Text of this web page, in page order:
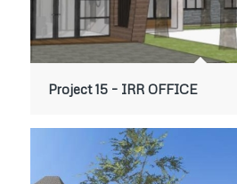
Project 15 – IRR OFFICE